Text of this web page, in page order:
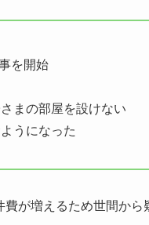
を開始
まの部屋を設けない
うになった
が増えるため世間から